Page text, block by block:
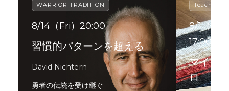
WARRIOR TRADITION
8/14（Fri）20:00
習慣的パターンを超える
David Nichtern
勇者の伝統を受け継ぐ
Teacher
8/1（Sat
17:00
マイン
ロ